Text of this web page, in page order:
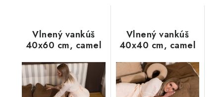
Vlnený vankúš
40x60 cm, camel
Vlnený vankúš
40x40 cm, camel